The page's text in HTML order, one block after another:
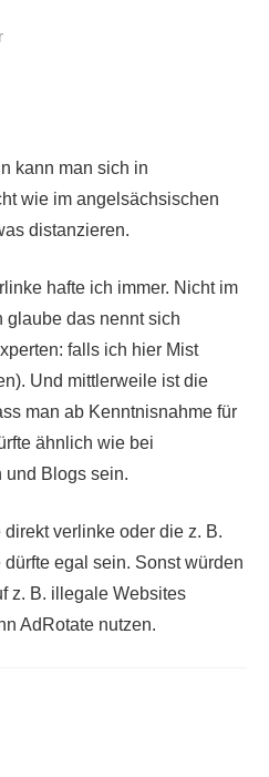
kann man sich in
wie im angelsächsischen
distanzieren.
hafte ich immer. Nicht im
glaube das nennt sich
falls ich hier Mist
Und mittlerweile ist die
man ab Kenntnisnahme für
ähnlich wie bei
und Blogs sein.
verlinke oder die z. B.
egal sein. Sonst würden
z. B. illegale Websites
AdRotate nutzen.